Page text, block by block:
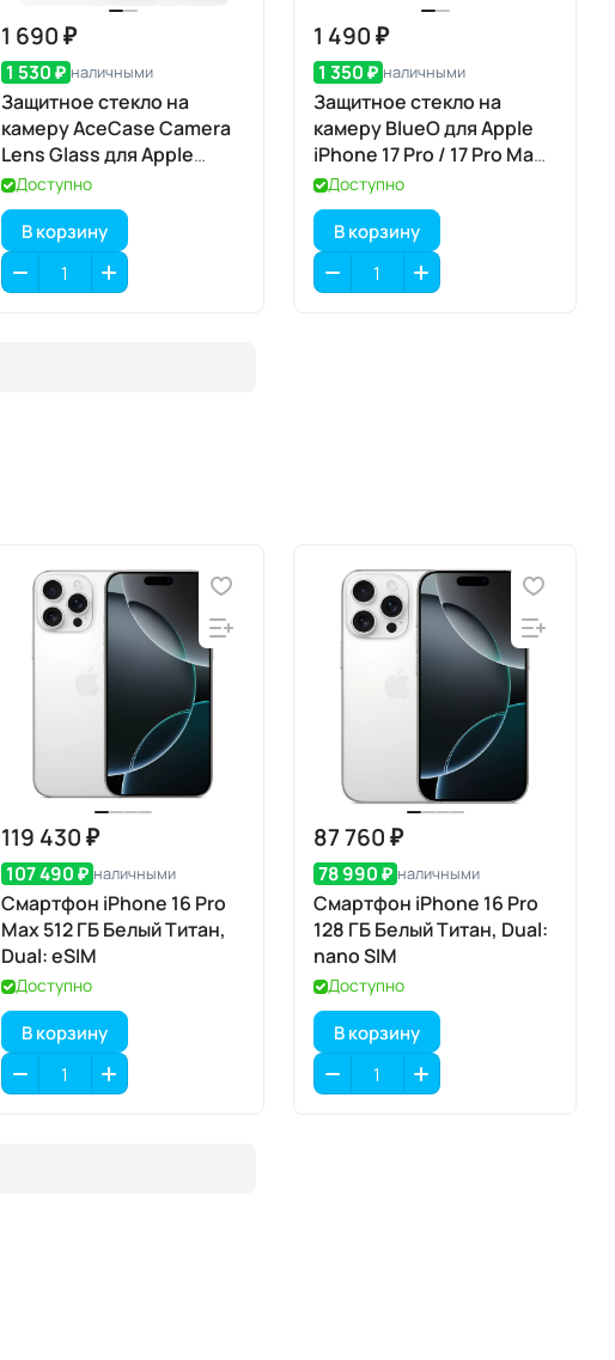
1 690 ₽
1 530 ₽ наличными
Защитное стекло на
камеру AceCase Camera
Lens Glass для Apple
iPhone 17 Air
Доступно
В корзину
1 490 ₽
1 350 ₽ наличными
Защитное стекло на
камеру BlueO для Apple
iPhone 17 Pro / 17 Pro Max,
Aluminium, 3 шт., Orange
(оранжевый), с
аппликатором
Доступно
В корзину
119 430 ₽
107 490 ₽ наличными
Смартфон iPhone 16 Pro
Max 512 ГБ Белый Титан,
Dual: eSIM
Доступно
В корзину
87 760 ₽
78 990 ₽ наличными
Смартфон iPhone 16 Pro
128 ГБ Белый Титан, Dual:
nano SIM
Доступно
В корзину